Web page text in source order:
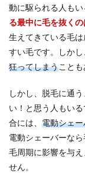
動に駆られる人もい
る最中に毛を抜くの
生えてきている毛
すい毛です。しかし
狂ってしまうことも
しかし、脱毛に通
い！と思う人もい
合には、 電動シェ
電動シェーバーな
毛周期に影響を与
せん。